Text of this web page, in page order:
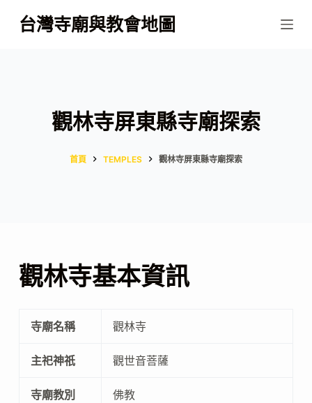
跳
至
台灣寺廟與教會地圖
觀林寺屏東縣寺廟探索
首頁 TEMPLES 觀林寺屏東縣寺廟探索
觀林寺基本資訊
寺廟名稱 觀林寺
主祀神祇 觀世音菩薩
寺廟教別 佛教